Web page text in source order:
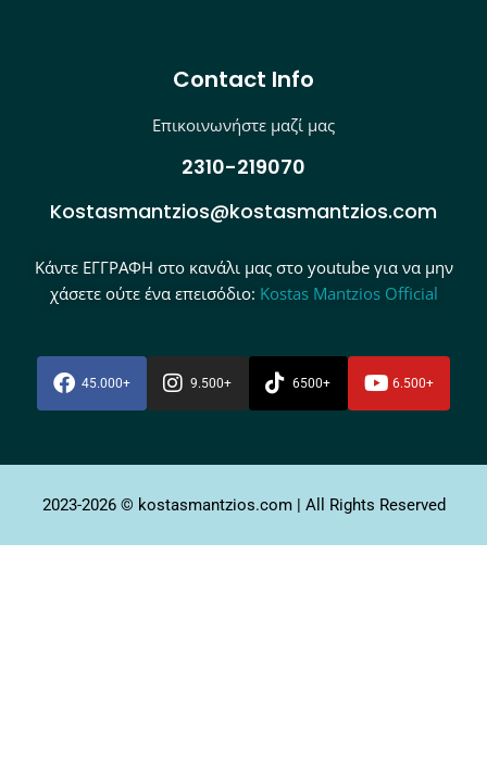
Contact Info
Επικοινωνήστε μαζί μας
2310-219070
Kostasmantzios@kostasmantzios.com
Κάντε ΕΓΓΡΑΦΗ στο κανάλι μας στο youtube για να μην
χάσετε ούτε ένα επεισόδιο: Kostas Mantzios Official
45.000+ 9.500+ 6500+ 6.500+
2023-2026 © kostasmantzios.com | All Rights Reserved